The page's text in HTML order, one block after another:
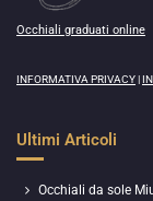
Occhiali graduati online
INFORMATIVA PRIVACY|
Ultimi Articoli
Occhiali da sole